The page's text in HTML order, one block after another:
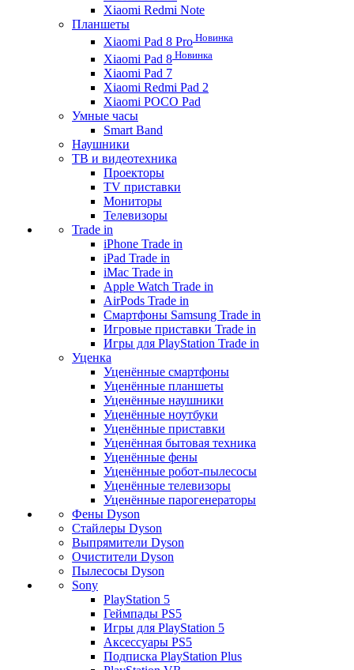
Xiaomi Redmi Note
Планшеты
Xiaomi Pad 8 Pro Новинка
Xiaomi Pad 8 Новинка
Xiaomi Pad 7
Xiaomi Redmi Pad 2
Xiaomi POCO Pad
Умные часы
Smart Band
Наушники
ТВ и видеотехника
Проекторы
TV приставки
Мониторы
Телевизоры
Trade in
iPhone Trade in
iPad Trade in
iMac Trade in
Apple Watch Trade in
AirPods Trade in
Смартфоны Samsung Trade in
Игровые приставки Trade in
Игры для PlayStation Trade in
Уценка
Уценённые смартфоны
Уценённые планшеты
Уценённые наушники
Уценённые ноутбуки
Уценённые приставки
Уценённая бытовая техника
Уценённые фены
Уценённые робот-пылесосы
Уценённые телевизоры
Уценённые парогенераторы
Фены Dyson
Стайлеры Dyson
Выпрямители Dyson
Очистители Dyson
Пылесосы Dyson
Sony
PlayStation 5
Геймпады PS5
Игры для PlayStation 5
Аксессуары PS5
Подписка PlayStation Plus